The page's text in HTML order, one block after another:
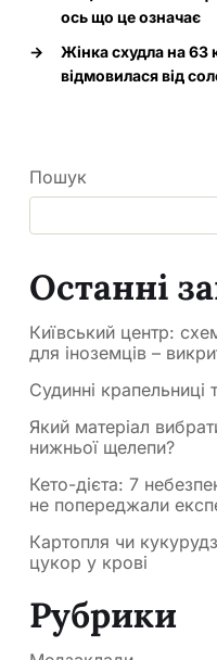
ось що це означає
→
Жінка схудла на 63
відмовилася від
Пошук
Останні
Київський центр:
для іноземців –
Судинні крапельниці
Який матеріал
нижньої щелепи?
Кето-дієта: 7
не попереджали
Картопля чи
цукор у крові
Рубрики